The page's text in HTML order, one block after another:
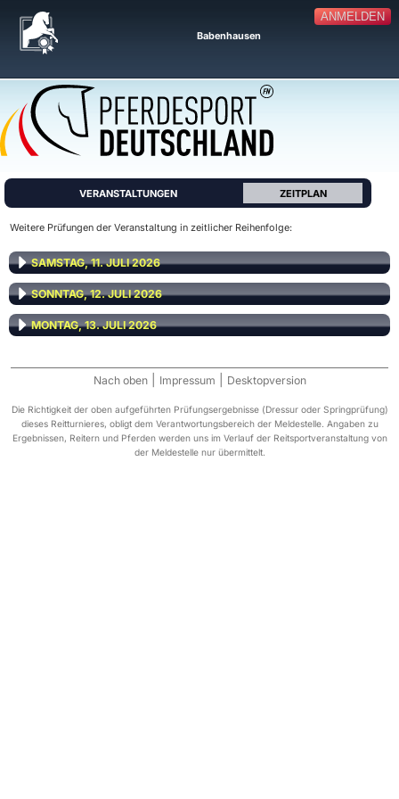
ANMELDEN
Babenhausen
VERANSTALTUNGEN ZEITPLAN
Weitere Prüfungen der Veranstaltung in zeitlicher Reihenfolge:
SAMSTAG, 11. JULI 2026
SONNTAG, 12. JULI 2026
MONTAG, 13. JULI 2026
Nach oben Impressum Desktopversion
Die Richtigkeit der oben aufgeführten Prüfungsergebnisse (Dressur oder Springprüfung)
dieses Reitturnieres, obligt dem Verantwortungsbereich der Meldestelle. Angaben zu
Ergebnissen, Reitern und Pferden werden uns im Verlauf der Reitsportveranstaltung von
der Meldestelle nur übermittelt.